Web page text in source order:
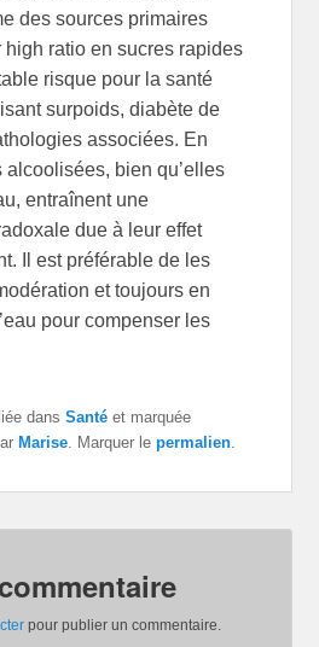
des sources primaires
high ratio en sucres rapides
risque pour la santé
surpoids, diabète de
associées. En
bien qu’elles
entraînent une
due à leur effet
Il est préférable de les
et toujours en
pour compenser les
dansSanté et marquée
Marise . Marquer lepermalien
pour publier un commentaire.